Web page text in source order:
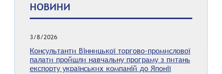
НОВИНИ
3/8/2026
Консультанти Вінницької торгово-промислової
палати пройшли навчальну програму з питань
експорту українських компаній до Японії